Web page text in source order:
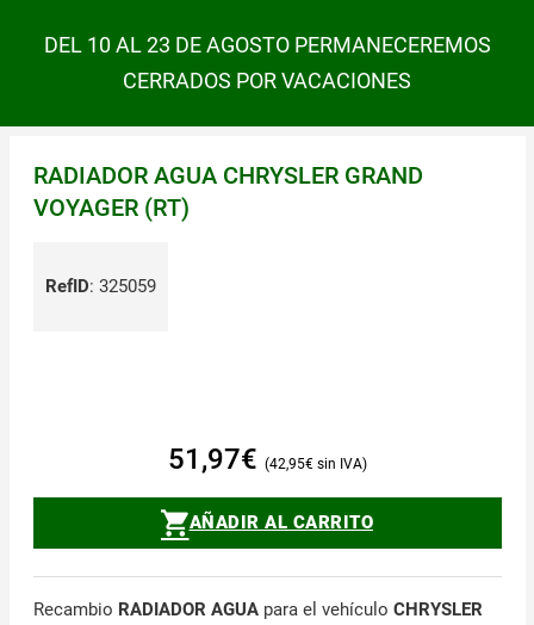
DEL 10 AL 23 DE AGOSTO PERMANECEREMOS
CERRADOS POR VACACIONES
RADIADOR AGUA CHRYSLER GRAND
VOYAGER (RT)
RefID: 325059
51,97€ 42,95€
AÑADIR AL CARRITO
Recambio RADIADOR AGUApara el vehículo CHRYSLER